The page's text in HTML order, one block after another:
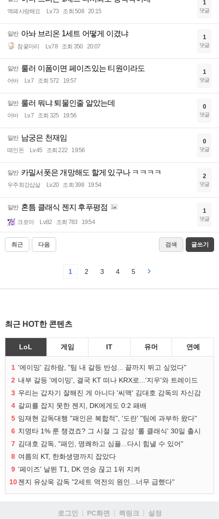
엑페사랑해요 Lv.73 조회 508 20:15
1
댓글
일반 아놔 브리온 1세트 어떻게 이겼냐
참꽃마리 Lv.78 조회 350 20:07
1
댓글
일반 룰러 이폼이면 페이즈있는 티원이라도
어바 Lv.7 조회 572 19:57
1
댓글
일반 룰러 뭐냐 퇴물인줄 알았는데
어바 Lv.7 조회 325 19:56
0
댓글
일반 남궁은 천재임
떼인돈 Lv.45 조회 222 19:56
0
댓글
일반 카밀서폿은 개망해도 할게 있구나 ㅋㅋㅋㅋ
우주최강삽살 Lv.20 조회 398 19:54
2
댓글
일반 혼틈 클래식 젠지 후푸평점
크로아 Lv.82 조회 783 19:54
1
댓글
최근 다음 검색 글쓰기
1 2 3 4 5
최근 HOT한 콘텐츠
LoL 게임 IT 유머 연예
1 '에이밍' 김하람, "팀 내 갈등 반성... 끝까지 뛰고 싶었다"
2 내부 갈등 '에이밍', 결국 KT 떠나 KRX로...'지우'와 트레이드
3 우리는 갑자기 잘해진 게 아니다 '씨맥' 김대호 감독의 자신감
4 갈피를 잡지 못한 젠지, DK에게도 0:2 패배
5 임재현 감독대행 "패인은 복합적", '도란' "팀에 과부하 왔다"
6 치명타 1% 룬 챙겼죠? 그 시절 그 감성 '롤 클래식' 30일 출시
7 김대호 감독, "패인, 명쾌하고 심플...다시 힘낼 수 있어"
8 여름의 KT, 한화생명까지 잡았다
9 '페이즈' 날뛴 T1, DK 연승 끊고 1위 지켜
10젠지 유상욱 감독 "2세트 역전의 원인...너무 급했다"
로그인 PC화면 퀵링크 설정